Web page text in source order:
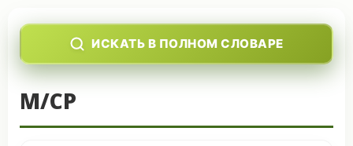
ИСКАТЬ В ПОЛНОМ СЛОВАРЕ
М/СР